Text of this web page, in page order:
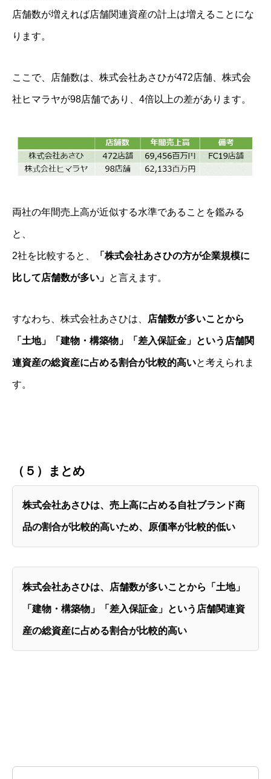
店舗数が増えれば店舗関連資産の計上は増えることにな
ります。
ここで、店舗数は、株式会社あさひが472店舗、株式会
社ヒマラヤが98店舗であり、4倍以上の差があります。
両社の年間売上高が近似する水準であることを鑑みる
と、
2社を比較すると、 「株式会社あさひの方が企業規模に
比して店舗数が多い」 と言えます。
すなわち、株式会社あさひは、 店舗数が多いことから
「土地」「建物・構築物」「差入保証金」という店舗関
連資産の総資産に占める割合が比較的高いと考えられま
す。
（５）まとめ
株式会社あさひは、売上高に占める自社ブランド商
品の割合が比較的高いため、原価率が比較的低い
株式会社あさひは、店舗数が多いことから「土地」
「建物・構築物」「差入保証金」という店舗関連資
産の総資産に占める割合が比較的高い